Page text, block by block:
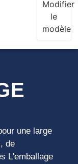
Modifier
le
modèle
une large
de
L'emballage